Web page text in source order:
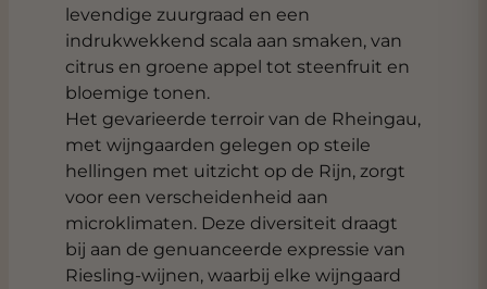
levendige zuurgraad en een
indrukwekkend scala aan smaken, van
citrus en groene appel tot steenfruit en
bloemige tonen.
Het gevarieerde terroir van de Rheingau,
met wijngaarden gelegen op steile
hellingen met uitzicht op de Rijn, zorgt
voor een verscheidenheid aan
microklimaten. Deze diversiteit draagt
bij aan de genuanceerde expressie van
Riesling-wijnen, waarbij elke wijngaard